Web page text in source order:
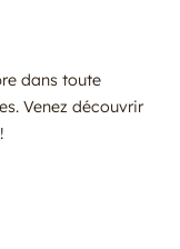
dans toute
Venez découvrir